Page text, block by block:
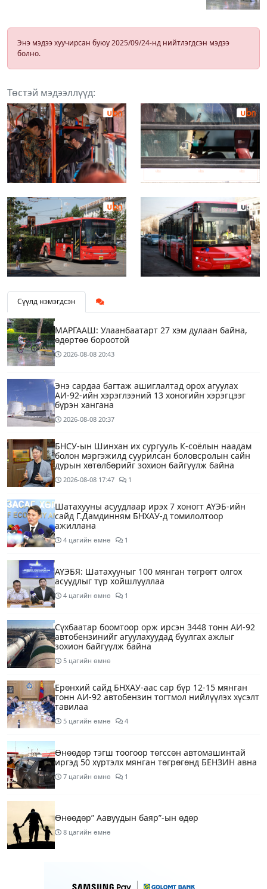
Энэ мэдээ хуучирсан буюу 2025/09/24-нд нийтлэгдсэн мэдээ
болно.
Төстэй мэдээллүүд:
Сүүлд нэмэгдсэн
МАРГААШ: Улаанбаатарт 27 хэм дулаан байна,
өдөртөө бороотой
2026-08-08 20:43
Энэ сардаа багтаж ашиглалтад орох агуулах
АИ-92-ийн хэрэглээний 13 хоногийн хэрэгцээг
бүрэн хангана
2026-08-08 20:37
БНСУ-ын Шинхан их сургууль К-соёлын наадам
болон мэргэжилд суурилсан боловсролын сайн
дурын хөтөлбөрийг зохион байгуулж байна
2026-08-08 17:47 1
Шатахууны асуудлаар ирэх 7 хоногт АҮЭБ-ийн
сайд Г.Дамдинням БНХАУ-д томилолтоор
ажиллана
4 цагийн өмнө 1
АҮЭБЯ: Шатахууныг 100 мянган төгрөгт олгох
асуудлыг түр хойшлууллаа
4 цагийн өмнө 1
Сүхбаатар боомтоор орж ирсэн 3448 тонн АИ-92
автобензинийг агуулахуудад буулгах ажлыг
зохион байгуулж байна
5 цагийн өмнө
Ерөнхий сайд БНХАУ-аас сар бүр 12-15 мянган
тонн АИ-92 автобензин тогтмол нийлүүлэх хүсэлт
тавилаа
5 цагийн өмнө 4
Өнөөдөр тэгш тоогоор төгссөн автомашинтай
иргэд 50 хүртэлх мянган төгрөгөнд БЕНЗИН авна
7 цагийн өмнө 1
Өнөөдөр” Аавуудын баяр”-ын өдөр
8 цагийн өмнө
Улаанбаатарт 31 хэм дулаан байна